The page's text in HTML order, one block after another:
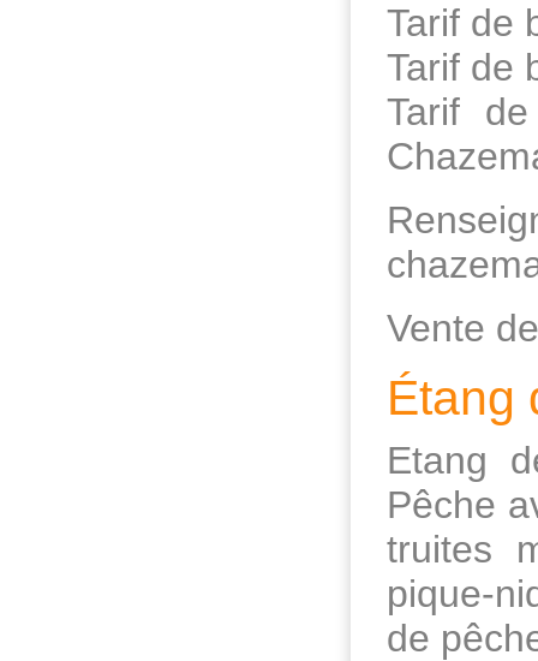
Tarif de
Tarif de
Tarif
Vente
Étang
Etang
Pêche
truites
pique-
de